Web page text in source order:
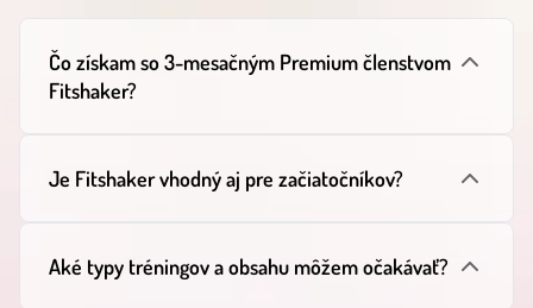
Čo získam so 3-mesačným Premium členstvom
Fitshaker?
Je Fitshaker vhodný aj pre začiatočníkov?
Aké typy tréningov a obsahu môžem očakávať?